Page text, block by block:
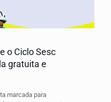
o Ciclo Sesc
gratuita e
marcada para